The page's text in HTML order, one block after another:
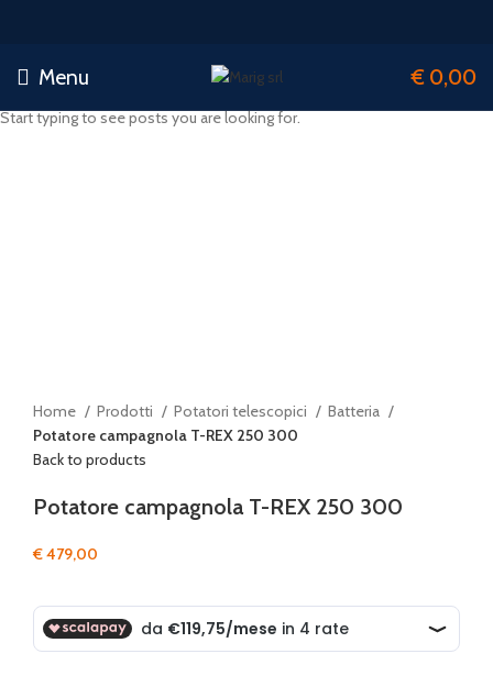
Menu € 0,00
Home Prodotti Potatori telescopici
Batteria
Potatore campagnola T-REX 250 300
Back to products
Potatore campagnola T-REX 250 300
€479,00
Start typing to see posts you are looking for.